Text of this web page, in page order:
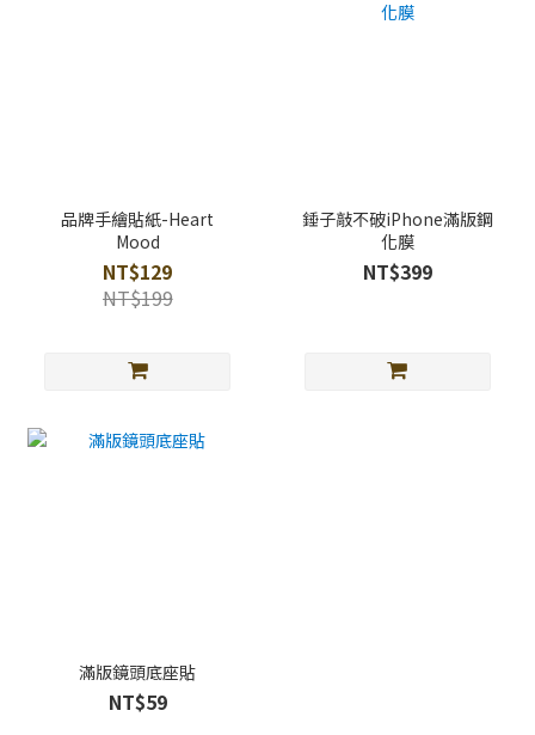
品牌手繪貼紙-Heart
Mood
NT$129
NT$199
錘子敲不破iPhone滿版鋼
化膜
NT$399
滿版鏡頭底座貼
NT$59